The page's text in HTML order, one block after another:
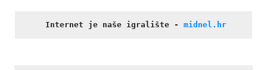
Internet je naše igralište - midnel.hr